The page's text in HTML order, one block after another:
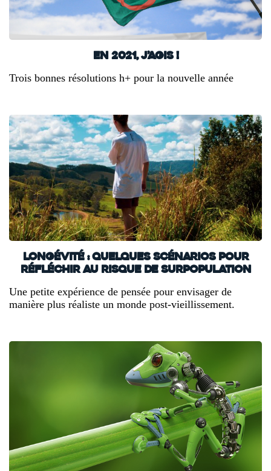
En 2021, j’agis !
Trois bonnes résolutions h+ pour la nouvelle année
Longévité : quelques scénarios pour
réfléchir au risque de surpopulation
Une petite expérience de pensée pour envisager de
manière plus réaliste un monde post-vieillissement.